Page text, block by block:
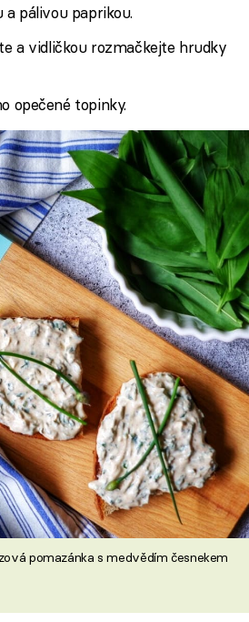
pálivou paprikou.
a vidličkou rozmačkejte hrudky
opečené topinky.
pomazánka s medvědím česnekem